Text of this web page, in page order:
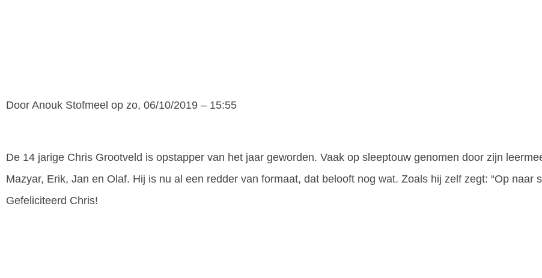
Door Anouk Stofmeel op zo, 06/10/2019 – 15:55
De 14 jarige Chris Grootveld is opstapper van het jaar geworden. Vaak op sleeptouw genomen door zijn
Mazyar, Erik, Jan en Olaf. Hij is nu al een redder van formaat, dat belooft nog wat. Zoals hij zelf zegt: “Op naar
Gefeliciteerd Chris!